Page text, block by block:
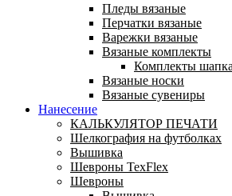
Пледы вязаные
Перчатки вязаные
Варежки вязаные
Вязаные комплекты
Комплекты
Вязаные носки
Вязаные сувениры
Нанесение
КАЛЬКУЛЯТОР ПЕЧАТИ
Шелкография на футболках
Вышивка
Шевроны TexFlex
Шевроны